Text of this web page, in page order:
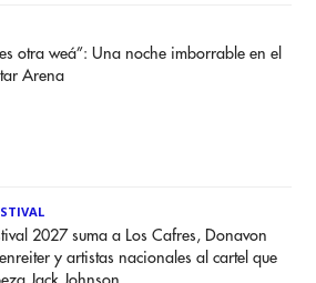
otra weá”: Una noche imborrable en el
Arena
2027 suma a Los Cafres, Donavon
y artistas nacionales al cartel que